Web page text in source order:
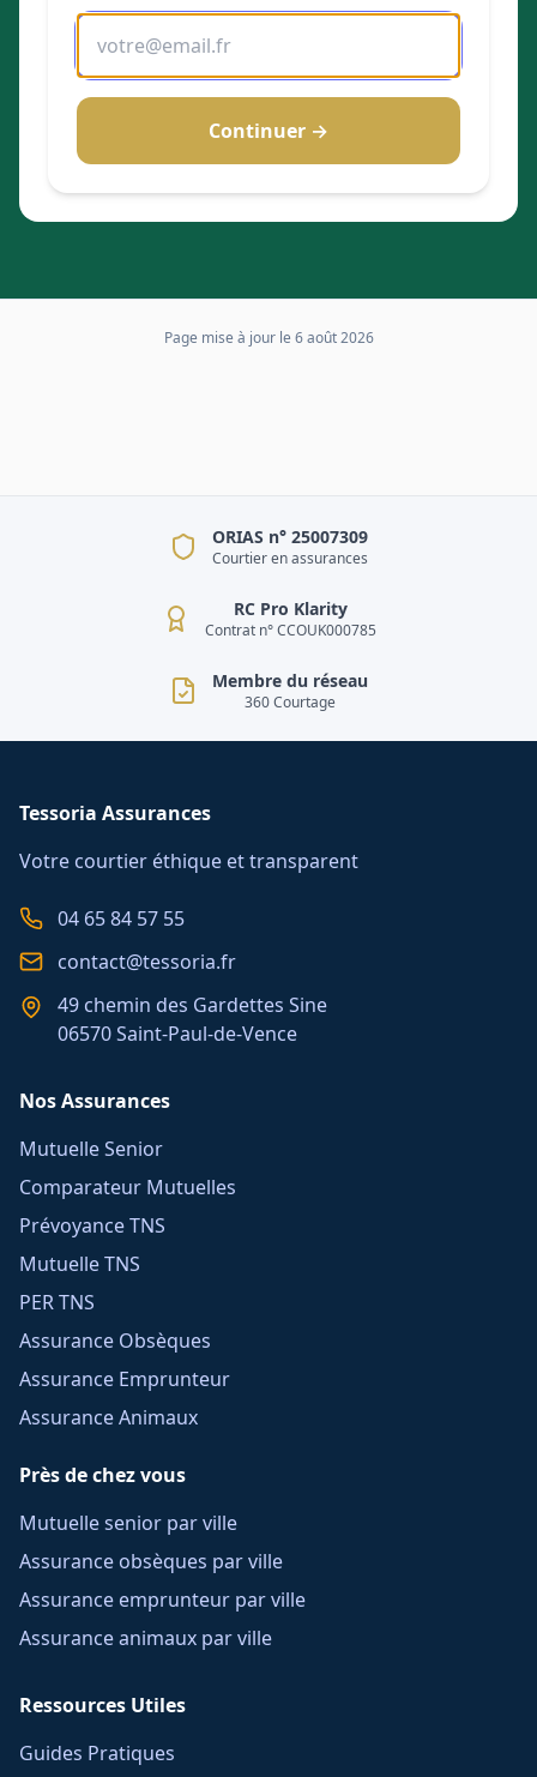
Continuer →
Page mise à jour le 6 août 2026
ORIAS n° 25007309
Courtier en assurances
RC Pro Klarity
Contrat n° CCOUK000785
Membre du réseau
360 Courtage
Tessoria Assurances
Votre courtier éthique et transparent
04 65 84 57 55
contact@tessoria.fr
49 chemin des Gardettes Sine
06570 Saint-Paul-de-Vence
Nos Assurances
Mutuelle Senior
Comparateur Mutuelles
Prévoyance TNS
Mutuelle TNS
PER TNS
Assurance Obsèques
Assurance Emprunteur
Assurance Animaux
Près de chez vous
Mutuelle senior par ville
Assurance obsèques par ville
Assurance emprunteur par ville
Assurance animaux par ville
Ressources Utiles
Guides Pratiques